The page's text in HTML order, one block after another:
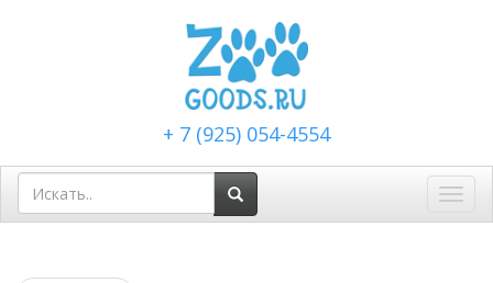
+ 7 (925) 054-4554